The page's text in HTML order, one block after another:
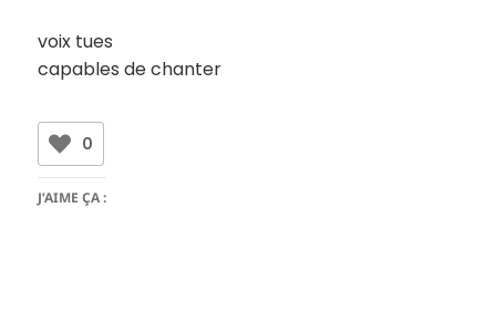
voix tues
capables de chanter
0
J’AIME ÇA :